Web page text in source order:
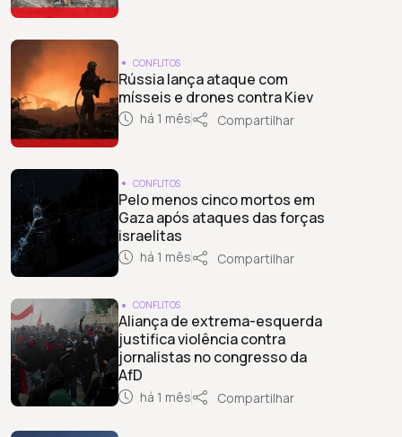
CONFLITOS
Rússia lança ataque com
mísseis e drones contra Kiev
há 1 mês Compartilhar
CONFLITOS
Pelo menos cinco mortos em
Gaza após ataques das forças
israelitas
há 1 mês Compartilhar
CONFLITOS
Aliança de extrema-esquerda
justifica violência contra
jornalistas no congresso da
AfD
há 1 mês Compartilhar